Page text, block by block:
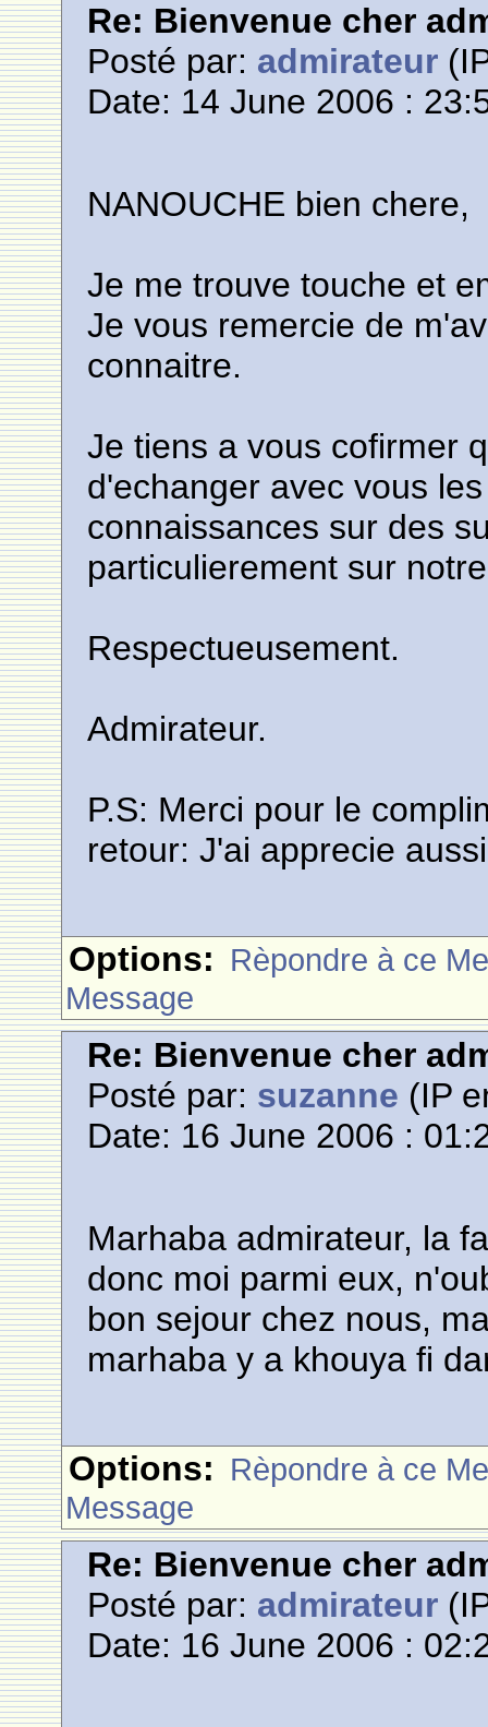
Re: Bienvenue cher
Posté par: admirateur
Date: 14 June 2006 :
NANOUCHE bien chere,
Je me trouve touche et
Je vous remercie de
connaitre.
Je tiens a vous cofirmer
d'echanger avec vous
connaissances sur des
particulierement sur
Respectueusement.
Admirateur.
P.S: Merci pour le
retour: J'ai apprecie
Options: Rèpondre à ce
Message
Re: Bienvenue cher
Posté par: suzanne (IP
Date: 16 June 2006 :
Marhaba admirateur, la
donc moi parmi eux,
bon sejour chez nous,
marhaba y a khouya fi
Options: Rèpondre à ce
Message
Re: Bienvenue cher
Posté par: admirateur
Date: 16 June 2006 :